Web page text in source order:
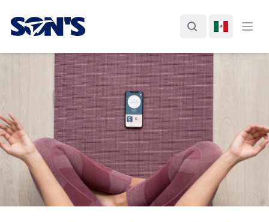
Laboratorios Química Son's
BuscarCambiar